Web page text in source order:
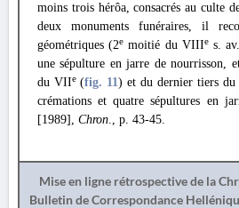
moins trois hérôa, consacrés au culte
deux monuments funéraires, il
géométriques (2e moitié du VIIIes.
une sépulture en jarre de nourrisson,
du VIIe (fig. 11) et du dernier tiers
crémations et quatre sépultures en
[1989], Chron., p. 43-45.
Mise en ligne rétrospective de la
Bulletin de Correspondance